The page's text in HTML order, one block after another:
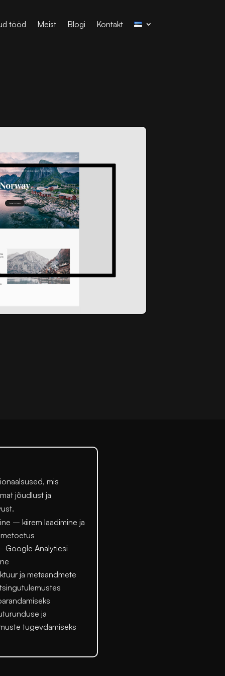
tööd Meist Blogi Kontakt
mis
jõudlust ja
– kiirem laadimine ja
Google Analyticsi
ja metaandmete
ja
tugevdamiseks